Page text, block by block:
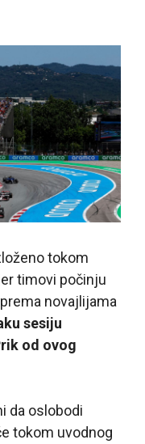
tokom
timovi počinju
novajlijama
sesiju
od ovog
da oslobodi
tokom uvodnog